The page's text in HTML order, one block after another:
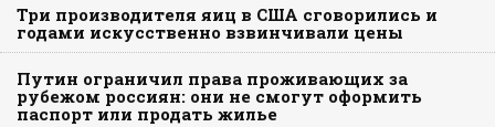
Три производителя яиц в США сговорились и
годами искусственно взвинчивали цены
Путин ограничил права проживающих за
рубежом россиян: они не смогут оформить
паспорт или продать жилье